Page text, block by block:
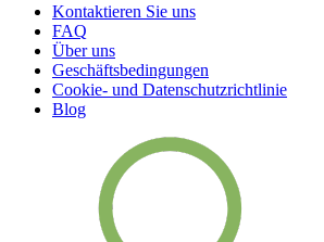
Kontaktieren Sie uns
FAQ
Über uns
Geschäftsbedingungen
Cookie- und Datenschutzrichtlinie
Blog